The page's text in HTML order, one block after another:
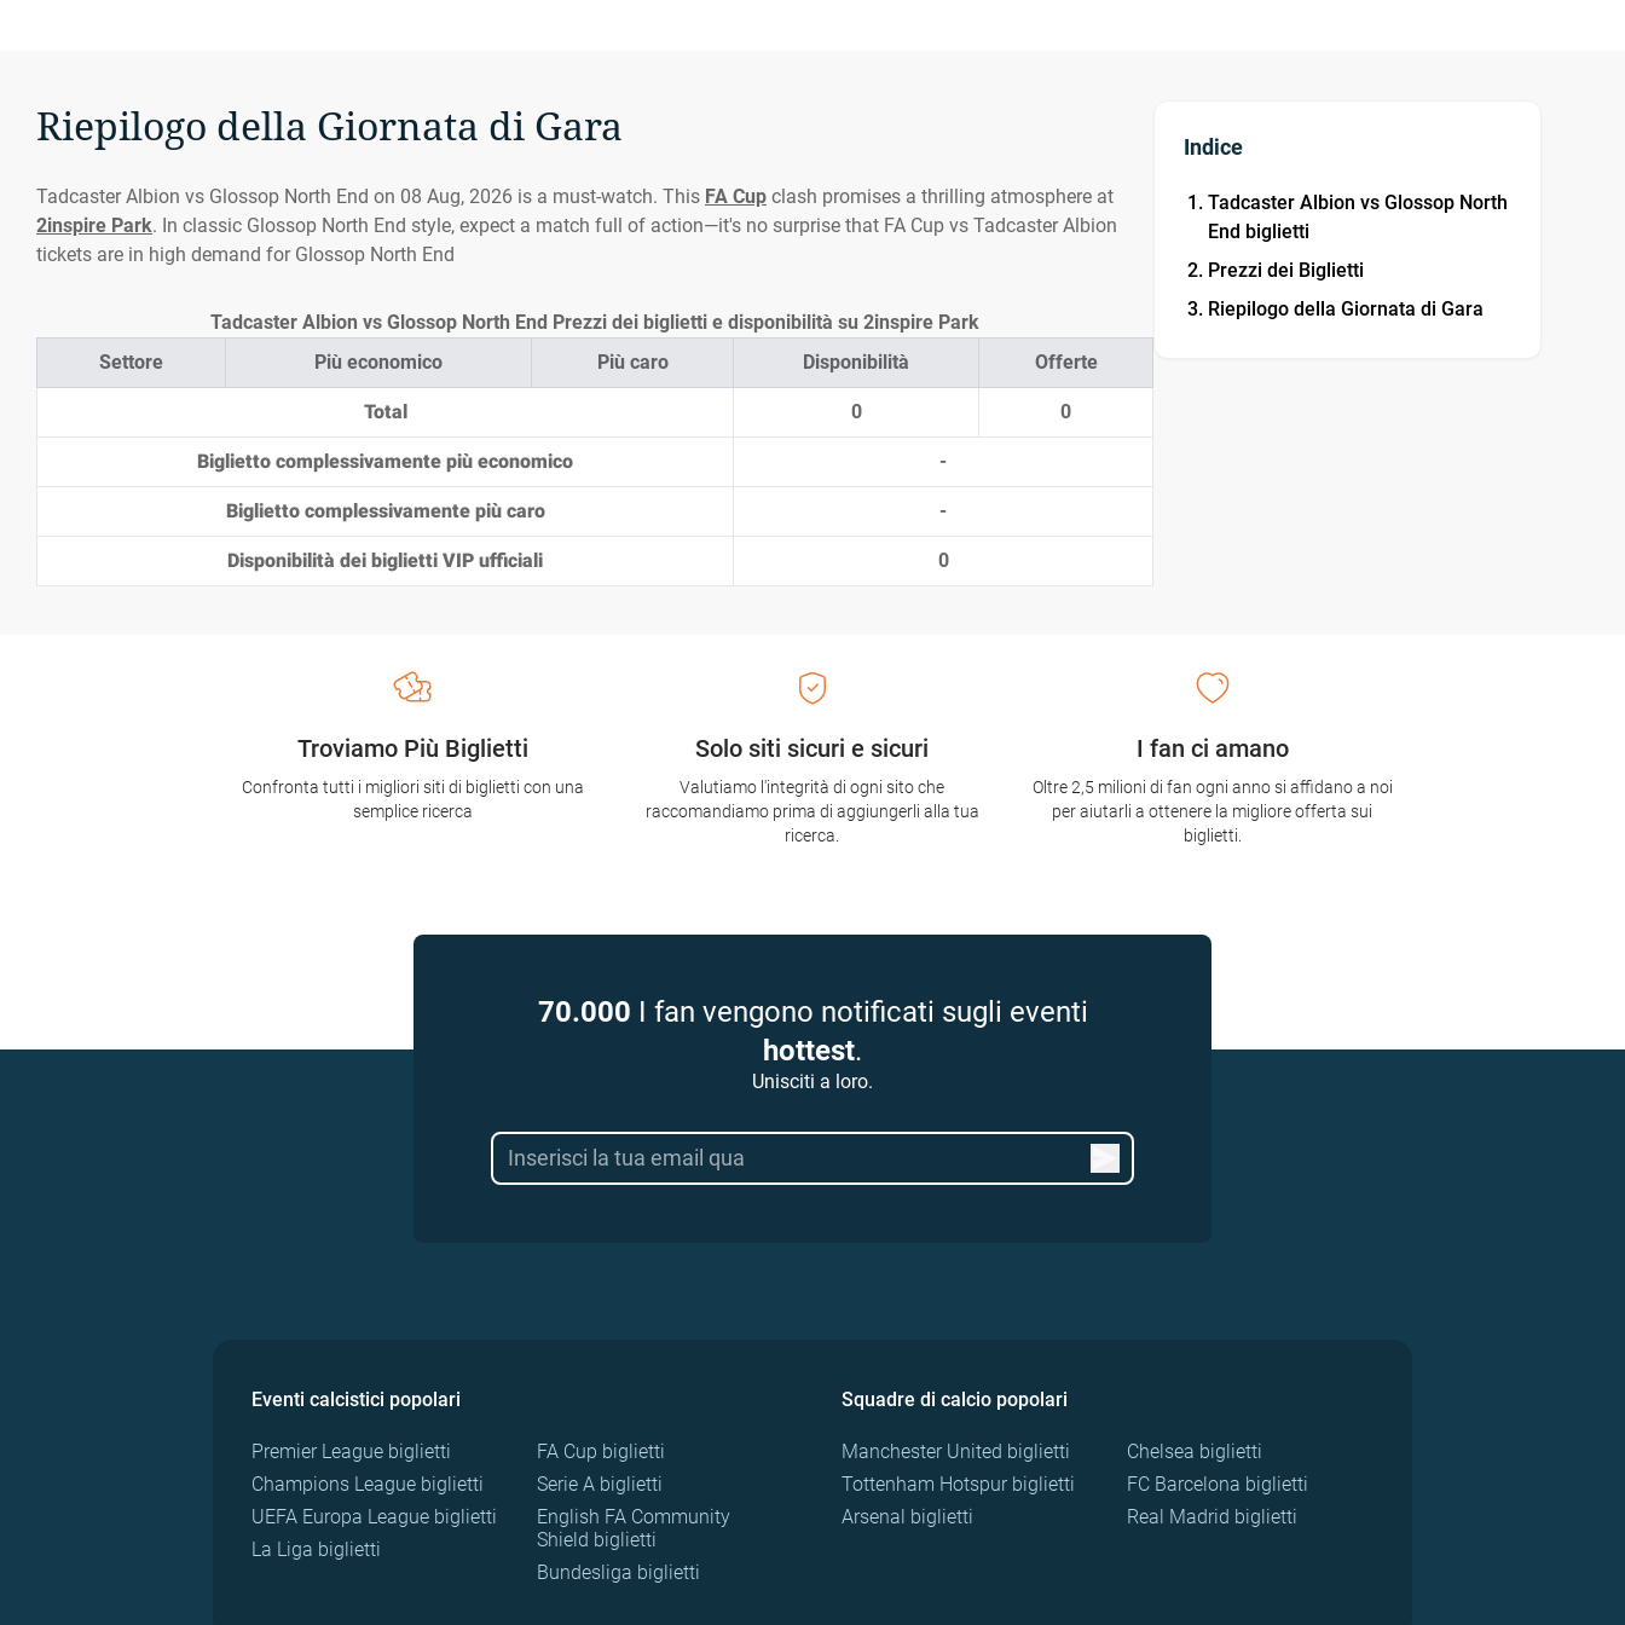
Riepilogo della Giornata di Gara
Tadcaster Albion vs Glossop North End on 08 Aug, 2026 is a must-watch. This FA Cup clash promises a thrilling atmosphere at
2inspire Park. In classic Glossop North End style, expect a match full of action—it's no surprise that FA Cup vs Tadcaster Albion
tickets are in high demand for Glossop North End
Settore Più economico Più caro Disponibilità Offerte
Total 0 0
Biglietto complessivamente più economico -
Biglietto complessivamente più caro -
Disponibilità dei biglietti VIP ufficiali 0
Tadcaster Albion vs Glossop North End Prezzi dei biglietti e disponibilità su 2inspire Park
Indice
Tadcaster Albion vs Glossop North
End biglietti
Prezzi dei Biglietti
Riepilogo della Giornata di Gara
Solo siti sicuri e sicuri
Valutiamo l'integrità di ogni sito che
raccomandiamo prima di aggiungerli alla tua
ricerca.
Troviamo Più Biglietti
Confronta tutti i migliori siti di biglietti con una
semplice ricerca
I fan ci amano
Oltre 2,5 milioni di fan ogni anno si affidano a noi
per aiutarli a ottenere la migliore offerta sui
biglietti.
70.000 I fan vengono notificati sugli eventi
hottest.
Unisciti a loro.
Eventi calcistici popolari
Premier League biglietti
Champions League biglietti
UEFA Europa League biglietti
La Liga biglietti
FA Cup biglietti
Serie A biglietti
English FA Community
Shield biglietti
Bundesliga biglietti
Squadre di calcio popolari
Manchester United biglietti
Tottenham Hotspur biglietti
Arsenal biglietti
Chelsea biglietti
FC Barcelona biglietti
Real Madrid biglietti